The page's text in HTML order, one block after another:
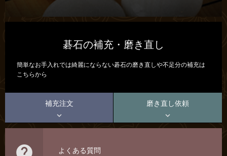
碁石の補充・磨き直し
簡単なお手入れでは綺麗にならない碁石の磨き直しや不足分の補充は
こちらから
補充注文

磨き直し依頼

よくある質問